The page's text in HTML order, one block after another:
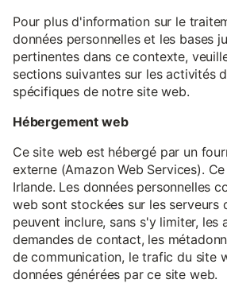
Pour plus d'information sur le
données personnelles et les bases
pertinentes dans ce contexte,
sections suivantes sur les activités
spécifiques de notre site web.
Hébergement web
Ce site web est hébergé par un
externe (Amazon Web Services).
Irlande. Les données personnelles
web sont stockées sur les serveurs
peuvent inclure, sans s'y limiter, les
demandes de contact, les
de communication, le trafic du site
données générées par ce site web.